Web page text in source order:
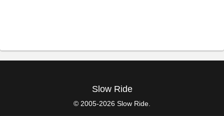
Slow Ride
© 2005-2026 Slow Ride.